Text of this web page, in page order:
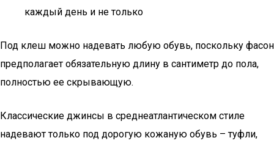
каждый день и не только
Под клеш можно надевать любую обувь, поскольку фасон
предполагает обязательную длину в сантиметр до пола,
полностью ее скрывающую.
Классические джинсы в среднеатлантическом стиле
надевают только под дорогую кожаную обувь – туфли,